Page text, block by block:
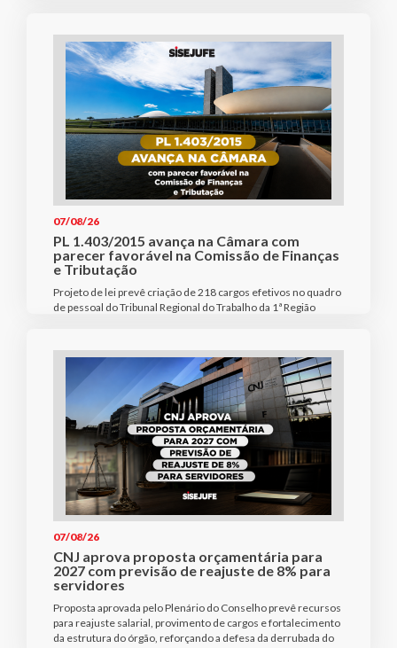
07/08/26
PL 1.403/2015 avança na Câmara com
parecer favorável na Comissão de Finanças
e Tributação
Projeto de lei prevê criação de 218 cargos efetivos no quadro
de pessoal do Tribunal Regional do Trabalho da 1ª Região
07/08/26
CNJ aprova proposta orçamentária para
2027 com previsão de reajuste de 8% para
servidores
Proposta aprovada pelo Plenário do Conselho prevê recursos
para reajuste salarial, provimento de cargos e fortalecimento
da estrutura do órgão, reforçando a defesa da derrubada do